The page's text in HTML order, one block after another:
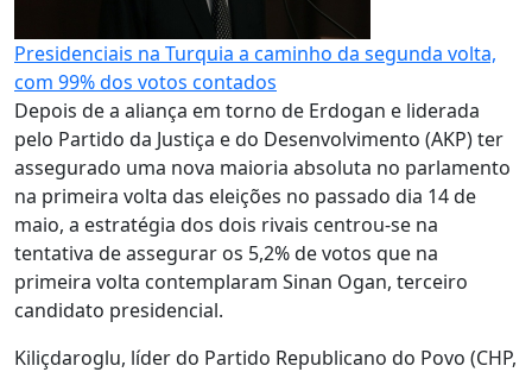
Presidenciais na Turquia a caminho da segunda volta,
com 99% dos votos contados
Depois de a aliança em torno de Erdogan e liderada
pelo Partido da Justiça e do Desenvolvimento (AKP) ter
assegurado uma nova maioria absoluta no parlamento
na primeira volta das eleições no passado dia 14 de
maio, a estratégia dos dois rivais centrou-se na
tentativa de assegurar os 5,2% de votos que na
primeira volta contemplaram Sinan Ogan, terceiro
candidato presidencial.
Kiliçdaroglu, líder do Partido Republicano do Povo (CHP,